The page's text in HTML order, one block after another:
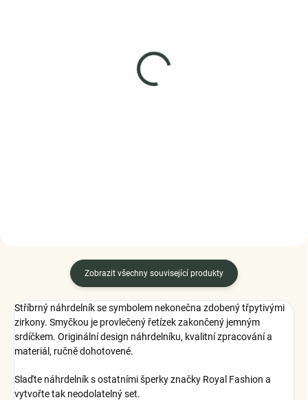
Zobrazit všechny související produkty
Stříbrný náhrdelník se symbolem nekonečna zdobený třpytivými
zirkony. Smyčkou je provlečený řetízek zakončený jemným
srdíčkem. Originální design náhrdelníku, kvalitní zpracování a
materiál, ručně dohotovené.
Slaďte náhrdelník s ostatními šperky značky Royal Fashion a
vytvořte tak neodolatelný set.